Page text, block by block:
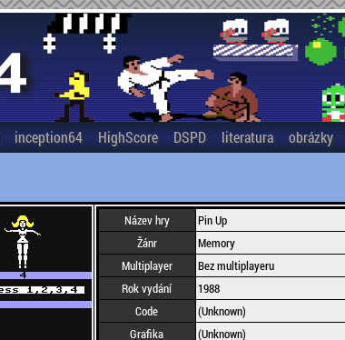
inception64 HighScore DSPD literatura obrázky
Název hry
Pin Up
Žánr
Memory
Multiplayer
Bez multiplayeru
Rok vydání
1988
Code
(Unknown)
Grafika
(Unknown)